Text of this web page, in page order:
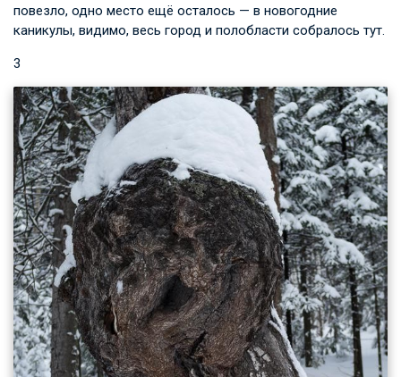
повезло, одно место ещё осталось — в новогодние
каникулы, видимо, весь город и полобласти собралось тут.
3